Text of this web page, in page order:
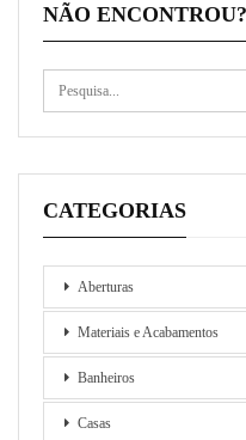
NÃO
CATEGORIAS
Aberturas
Materiais e Acabamentos
Banheiros
Casas